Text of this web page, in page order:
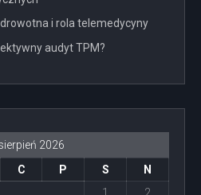
i rola telemedycyny
audyt TPM?
2026
C P S
N
1
2